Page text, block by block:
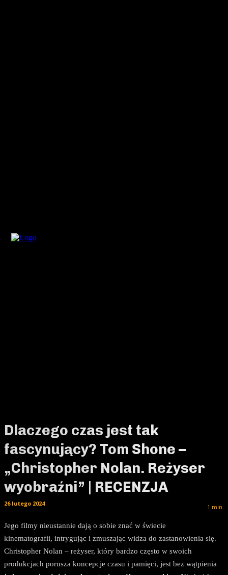
Dlaczego czas jest tak
fascynujący? Tom Shone –
„Christopher Nolan. Reżyser
wyobraźni” | RECENZJA
1 min.
26 lutego 2024
Jego filmy nieustannie dają o sobie znać w świecie
kinematografii, intrygując i zmuszając widza do zastanowienia się.
Christopher Nolan – reżyser, który bardzo często w swoich
produkcjach porusza koncepcje czasu i pamięci, jest bez wątpienia